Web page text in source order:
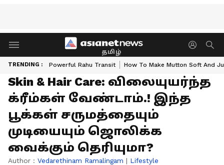
தமிழ்
TRENDING : Powerful Rahu Transit How To Make Mutton Soft And
Skin & Hair Care: விலையுயர்ந்த
க்ரீம்கள் வேண்டாம்.! இந்த
பூக்கள் சருமத்தையும்
முடியையும் ஜொலிக்க
வைக்கும் தெரியுமா?
Author : Vedarethinam Ramalingam | Lifestyle